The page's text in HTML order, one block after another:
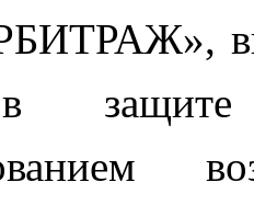
защите